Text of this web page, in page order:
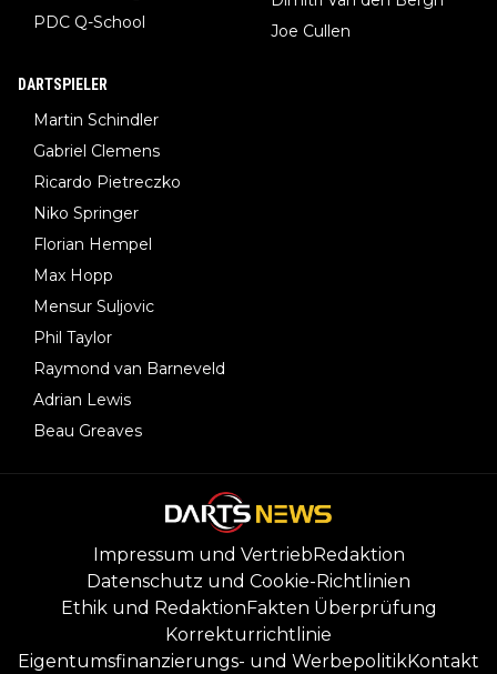
PDC Q-School
Joe Cullen
DARTSPIELER
Martin Schindler
Gabriel Clemens
Ricardo Pietreczko
Niko Springer
Florian Hempel
Max Hopp
Mensur Suljovic
Phil Taylor
Raymond van Barneveld
Adrian Lewis
Beau Greaves
Impressum und VertriebRedaktion
Datenschutz und Cookie-Richtlinien
Ethik und RedaktionFakten Überprüfung
Korrekturrichtlinie
Eigentumsfinanzierungs- und WerbepolitikKontakt